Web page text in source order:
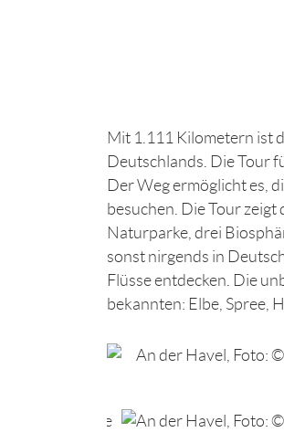
Mit 1.111 Kilometern ist
Deutschlands. Die Tour
Der Weg ermöglicht es,
besuchen. Die Tour zeigt
Naturparke, drei
sonst nirgends in
Flüsse entdecken. Die
bekannten: Elbe, Spree,